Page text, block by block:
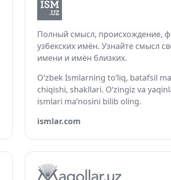
Полный смысл, происхождение,
узбекских имён. Узнайте смысл
имени и имён близких.
O‘zbek Ismlarning to‘liq, batafsil
chiqishi, shakllari. O‘zingiz va
ismlari ma’nosini bilib oling.
ismlar.com